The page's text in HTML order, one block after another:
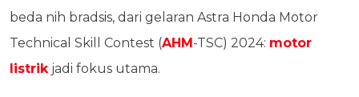
beda nih bradsis, dari gelaran Astra Honda Motor
Technical Skill Contest (AHM-TSC) 2024: motor
listrik jadi fokus utama.